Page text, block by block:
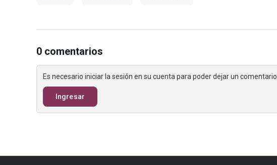
0 comentarios
Es necesario iniciar la sesión en su cuenta para poder dejar un comentario
Ingresar